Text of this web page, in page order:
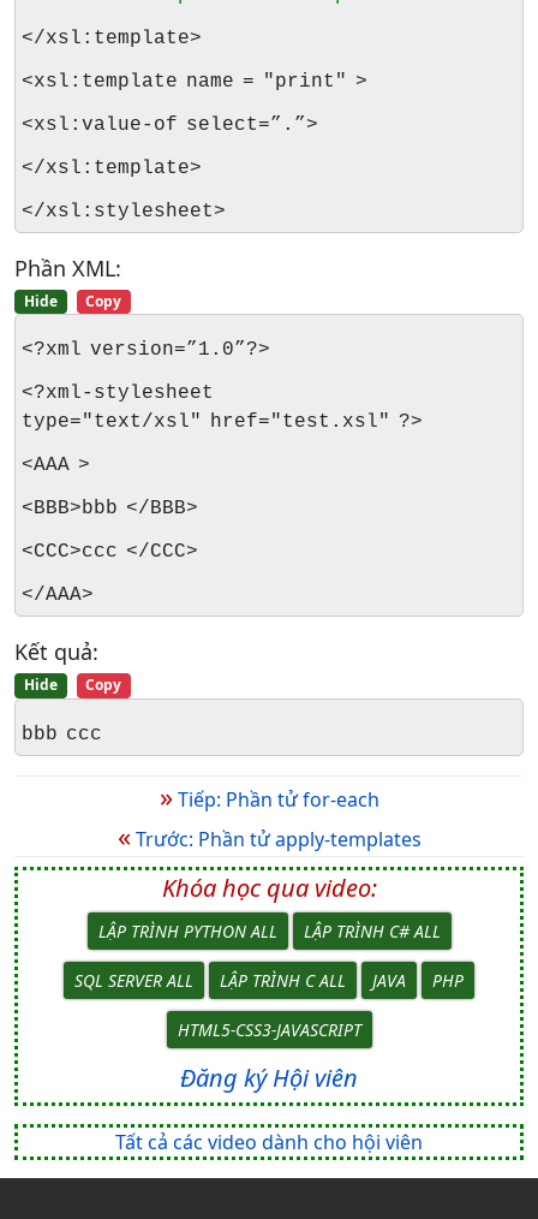
</xsl:template>
<xsl:template name = "print" >
<xsl:value-of select=”.”>
</xsl:template>
</xsl:stylesheet>
Phần XML:
Hide Copy
<?xml version=”1.0”?>
<?xml-stylesheet
type="text/xsl" href="test.xsl" ?>
<AAA >
<BBB>bbb </BBB>
<CCC>ccc </CCC>
</AAA>
Kết quả:
Hide Copy
bbb ccc
»Tiếp: Phần tử for-each
«Trước: Phần tử apply-templates
Khóa học qua video:
LẬP TRÌNH PYTHON ALL LẬP TRÌNH C# ALL
SQL SERVER ALL LẬP TRÌNH C ALL JAVA PHP
HTML5-CSS3-JAVASCRIPT
Đăng ký Hội viên
Tất cả các video dành cho hội viên